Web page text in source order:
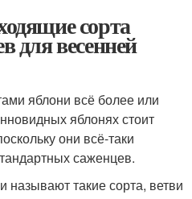
сорта
для весенней
яблони всё более или
яблонях стоит
они всё-таки
саженцев.
такие сорта, ветви